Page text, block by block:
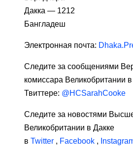
Дакка — 1212
Бангладеш
Электронная почта:
Следите за сообщениями
комиссара Великобритании
Твиттере: @HCSarahCooke
Следите за новостями
Великобритании в Дакке
в Twitter , Facebook ,